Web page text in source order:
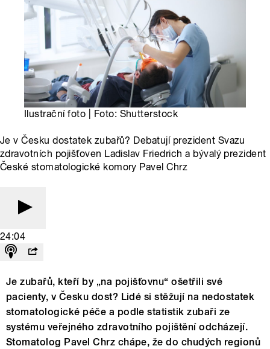
Ilustrační foto | Foto: Shutterstock
Je v Česku dostatek zubařů? Debatují prezident Svazu
zdravotních pojišťoven Ladislav Friedrich a bývalý prezident
České stomatologické komory Pavel Chrz
24:04
Je zubařů, kteří by „na pojišťovnu“ ošetřili své
pacienty, v Česku dost? Lidé si stěžují na nedostatek
stomatologické péče a podle statistik zubaři ze
systému veřejného zdravotního pojištění odcházejí.
Stomatolog Pavel Chrz chápe, že do chudých regionů